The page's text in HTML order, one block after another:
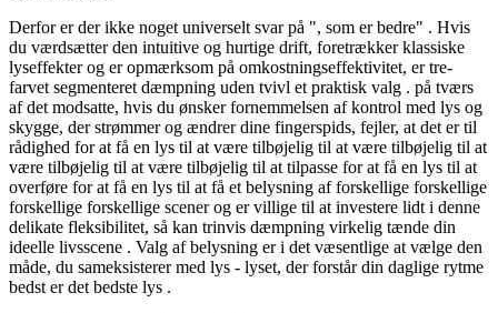
Derfor er der ikke noget universelt svar på ", som er bedre" . Hvis
du værdsætter den intuitive og hurtige drift, foretrækker klassiske
lyseffekter og er opmærksom på omkostningseffektivitet, er tre-
farvet segmenteret dæmpning uden tvivl et praktisk valg . på tværs
af det modsatte, hvis du ønsker fornemmelsen af kontrol med lys og
skygge, der strømmer og ændrer dine fingerspids, fejler, at det er til
rådighed for at få en lys til at være tilbøjelig til at være tilbøjelig til at
være tilbøjelig til at være tilbøjelig til at tilpasse for at få en lys til at
overføre for at få en lys til at få et belysning af forskellige forskellige
forskellige forskellige scener og er villige til at investere lidt i denne
delikate fleksibilitet, så kan trinvis dæmpning virkelig tænde din
ideelle livsscene . Valg af belysning er i det væsentlige at vælge den
måde, du sameksisterer med lys - lyset, der forstår din daglige rytme
bedst er det bedste lys .